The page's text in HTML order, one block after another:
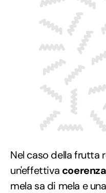
Nel caso della frutta
un'effettiva coerenza
mela sa di mela e